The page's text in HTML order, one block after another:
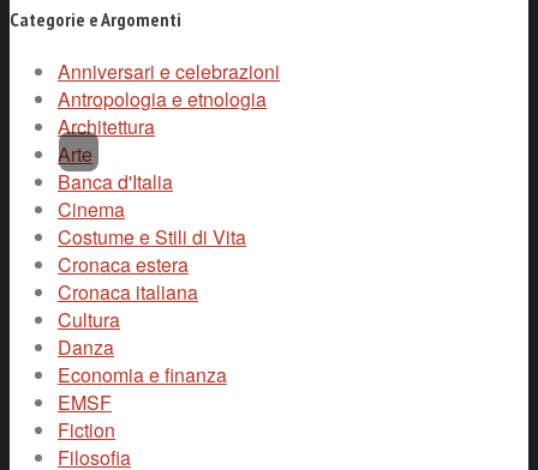
Categorie e Argomenti
Anniversari e celebrazioni
Antropologia e etnologia
Architettura
Arte
Banca d'Italia
Cinema
Costume e Stili di Vita
Cronaca estera
Cronaca italiana
Cultura
Danza
Economia e finanza
EMSF
Fiction
Filosofia